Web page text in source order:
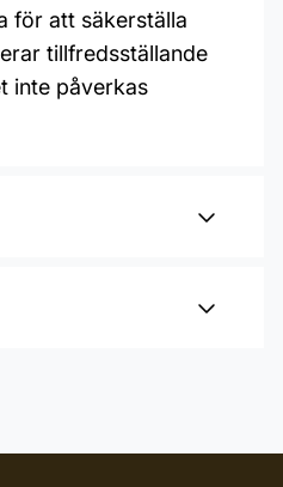
för att säkerställa
tillfredsställande
inte påverkas
17012